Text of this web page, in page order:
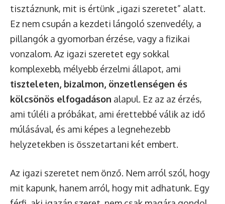
tisztáznunk, mit is értünk „igazi szeretet” alatt.
Ez nem csupán a kezdeti lángoló szenvedély, a
pillangók a gyomorban érzése, vagy a fizikai
vonzalom. Az igazi szeretet egy sokkal
komplexebb, mélyebb érzelmi állapot, ami
tiszteleten, bizalmon, önzetlenségen és
kölcsönös elfogadáson alapul. Ez az az érzés,
ami túléli a próbákat, ami érettebbé válik az idő
múlásával, és ami képes a legnehezebb
helyzetekben is összetartani két embert.
Az igazi szeretet nem önző. Nem arról szól, hogy
mit kapunk, hanem arról, hogy mit adhatunk. Egy